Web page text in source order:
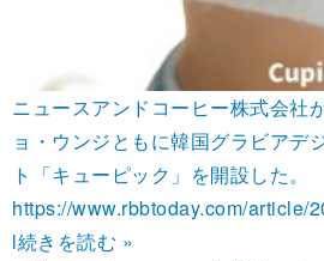
ニュースアンドコーヒー株式会社
ョ・ウンジともに韓国グラビアデ
ト「キューピック」を開設した。
https://www.rbbtoday.com/article/
l続きを読む »